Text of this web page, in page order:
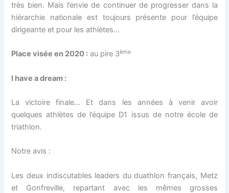
très bien. Mais l’envie de continuer de progresser dans la
hiérarchie nationale est toujours présente pour l’équipe
dirigeante et pour les athlètes…
Place visée en 2020 : au pire 3ème
I have a dream :
La victoire finale… Et dans les années à venir avoir
quelques athlètes de l’équipe D1 issus de notre école de
triathlon.
Notre avis :
Les deux indiscutables leaders du duathlon français, Metz
et Gonfreville, repartant avec les mêmes grosses